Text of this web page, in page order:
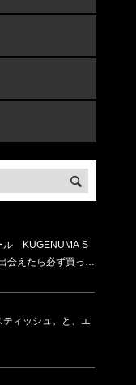
ル KUGENUMA S
会えたら必ず買った
いだけ！化粧箱入
ィッシュ。と、エ